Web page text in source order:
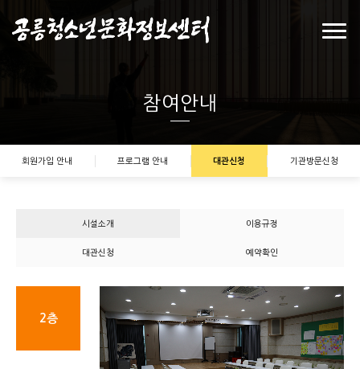
참여안내
회원가입 안내 프로그램 안내 대관신청 기관방문신청
시설소개 이용규정
대관신청 예약확인
2층